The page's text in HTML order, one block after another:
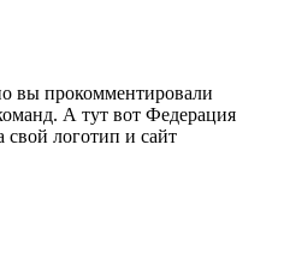
вы прокомментировали
А тут вот Федерация
свой логотип и сайт